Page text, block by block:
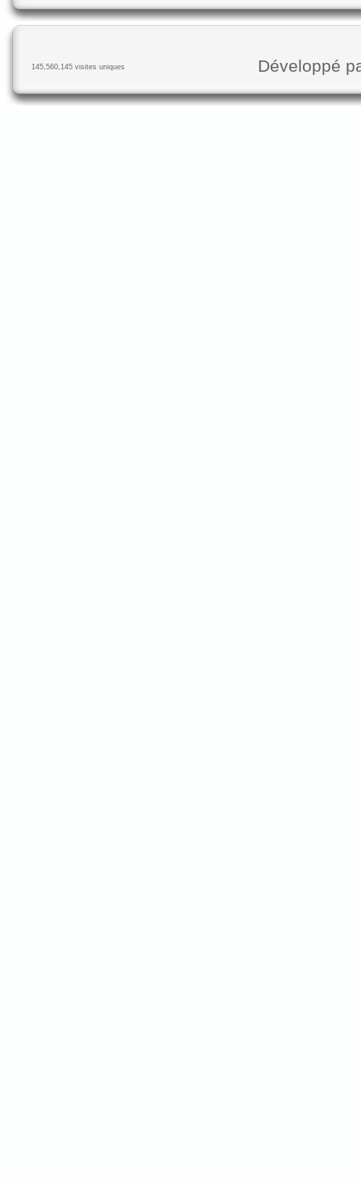
145,560,145 visites uniques Développé